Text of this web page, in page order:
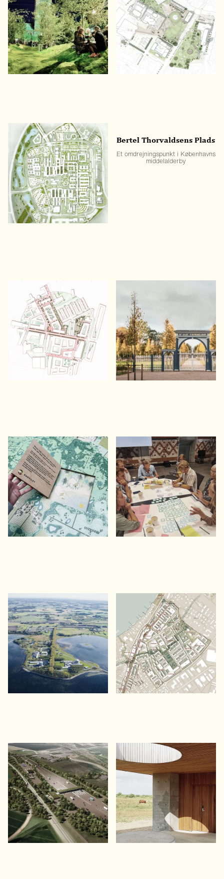
3 nytænkende
byrumseksperimenter
Byens grønne hjertekammer
Aarhus
Universitetshospital i
Skejby
Et helende landskab
Bertel Thorvaldsens Plads
Et omdrejningspunkt i Københavns
middelalderby
Carlsberg Byen
Byrum, klimatilpasning og ny
natur mellem nye og gamle huse i
den Københavnske bydel
Dansk mønsterby og UNESCO
Verdensarv
CONCITO: Fremtidens
arealanvendelse
En visionsmodel for det åbne land
nordvest for Aarhus
Dialogværktøj til Norges
grønne industrier
Med skønhed, resiliens og lokal
værdi som drivkaft
DTU Danmarks Tekniske
Universitet
Lyngby, Ballerup og Risø
Falstersvejkvarteret
En bevarende udviklingsplan i
Middelfarts indre industrikvarter
Femern Bælt forbindelsen
En tunnel mellem Danmark og
Tyskland
Filsø Skolestue
En skolestue ved Danmarks
næststørste gendannede sø